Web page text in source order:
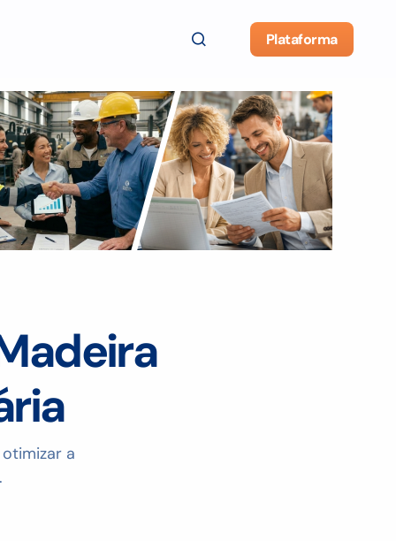
Plataforma
a